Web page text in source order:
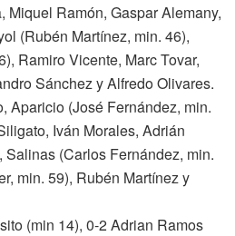
Miquel Ramón, Gaspar Alemany,
(Rubén Martínez, min. 46),
Ramiro Vicente, Marc Tovar,
Sánchez y Alfredo Olivares.
Aparicio (José Fernández, min.
Iván Morales, Adrián
(Carlos Fernández, min.
min. 59), Rubén Martínez y
(min 14), 0-2 Adrian Ramos